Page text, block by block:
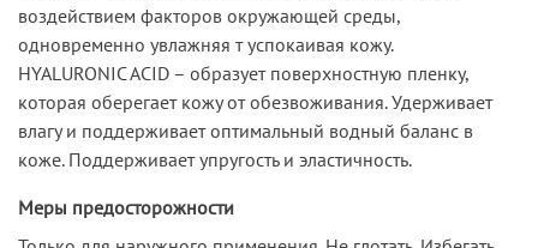
воздействием факторов окружающей среды,
одновременно увлажняя т успокаивая кожу.
HYALURONIC ACID – образует поверхностную пленку,
которая оберегает кожу от обезвоживания. Удерживает
влагу и поддерживает оптимальный водный баланс в
коже. Поддерживает упругость и эластичность.
Меры предосторожности